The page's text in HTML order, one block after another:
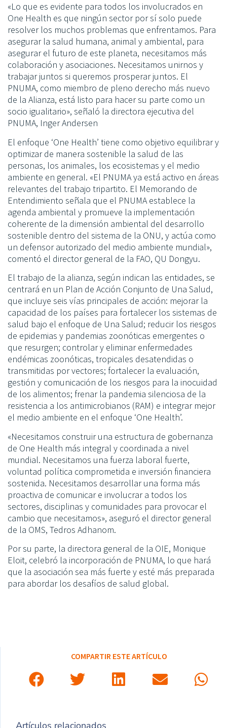
«Lo que es evidente para todos los involucrados en
One Health es que ningún sector por sí solo puede
resolver los muchos problemas que enfrentamos. Para
asegurar la salud humana, animal y ambiental, para
asegurar el futuro de este planeta, necesitamos más
colaboración y asociaciones. Necesitamos unirnos y
trabajar juntos si queremos prosperar juntos. El
PNUMA, como miembro de pleno derecho más nuevo
de la Alianza, está listo para hacer su parte como un
socio igualitario», señaló la directora ejecutiva del
PNUMA, Inger Andersen
El enfoque ‘One Health’ tiene como objetivo equilibrar y
optimizar de manera sostenible la salud de las
personas, los animales, los ecosistemas y el medio
ambiente en general. «El PNUMA ya está activo en áreas
relevantes del trabajo tripartito. El Memorando de
Entendimiento señala que el PNUMA establece la
agenda ambiental y promueve la implementación
coherente de la dimensión ambiental del desarrollo
sostenible dentro del sistema de la ONU, y actúa como
un defensor autorizado del medio ambiente mundial»,
comentó el director general de la FAO, QU Dongyu.
El trabajo de la alianza, según indican las entidades, se
centrará en un Plan de Acción Conjunto de Una Salud,
que incluye seis vías principales de acción: mejorar la
capacidad de los países para fortalecer los sistemas de
salud bajo el enfoque de Una Salud; reducir los riesgos
de epidemias y pandemias zoonóticas emergentes o
que resurgen; controlar y eliminar enfermedades
endémicas zoonóticas, tropicales desatendidas o
transmitidas por vectores; fortalecer la evaluación,
gestión y comunicación de los riesgos para la inocuidad
de los alimentos; frenar la pandemia silenciosa de la
resistencia a los antimicrobianos (RAM) e integrar mejor
el medio ambiente en el enfoque ‘One Health’.
«Necesitamos construir una estructura de gobernanza
de One Health más integral y coordinada a nivel
mundial. Necesitamos una fuerza laboral fuerte,
voluntad política comprometida e inversión financiera
sostenida. Necesitamos desarrollar una forma más
proactiva de comunicar e involucrar a todos los
sectores, disciplinas y comunidades para provocar el
cambio que necesitamos», aseguró el director general
de la OMS, Tedros Adhanom.
Por su parte, la directora general de la OIE, Monique
Eloit, celebró la incorporación de PNUMA, lo que hará
que la asociación sea más fuerte y esté más preparada
para abordar los desafíos de salud global.
COMPARTIR ESTE ARTÍCULO